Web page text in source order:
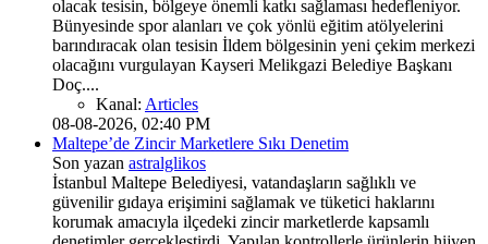
olacak tesisin, bölgeye önemli katkı sağlaması hedefleniyor.
Bünyesinde spor alanları ve çok yönlü eğitim atölyelerini
barındıracak olan tesisin İldem bölgesinin yeni çekim merkezi
olacağını vurgulayan Kayseri Melikgazi Belediye Başkanı
Doç....
Kanal: Articles
08-08-2026, 02:40 PM
Maltepe’de Zincir Marketlere Sıkı Denetim
Son yazan astralglikos
İstanbul Maltepe Belediyesi, vatandaşların sağlıklı ve
güvenilir gıdaya erişimini sağlamak ve tüketici haklarını
korumak amacıyla ilçedeki zincir marketlerde kapsamlı